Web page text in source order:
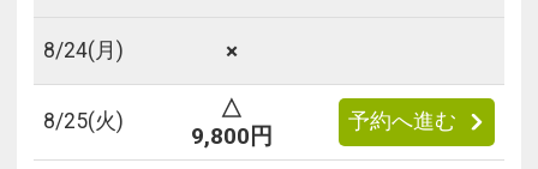
8/24(月) ×
8/25(火)
△
9,800円
予約へ進む